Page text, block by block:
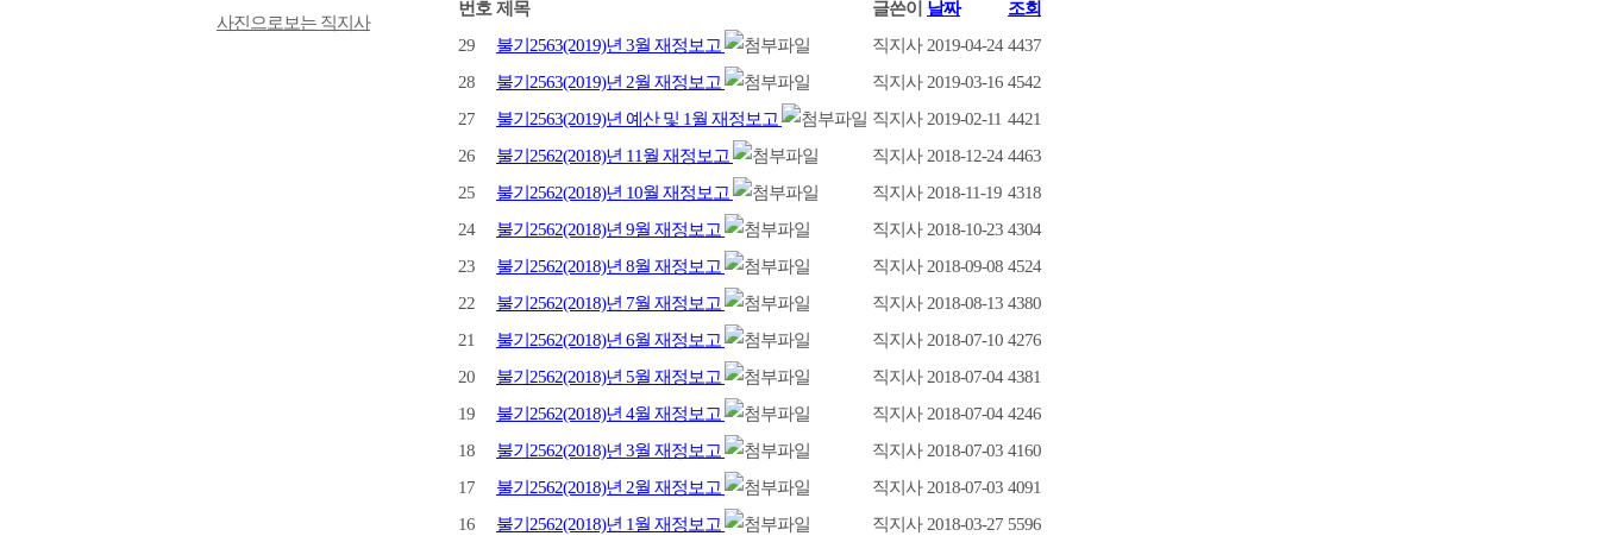
사진으로보는 직지사
번호 제목 글쓴이 날짜
조회
29
불기2563(2019)년 3월 재정보고 직지사 2019-04-24 4437
28
불기2563(2019)년 2월 재정보고 직지사 2019-03-16 4542
27
불기2563(2019)년 예산 및 1월 재정보고 직지사 2019-02-11 4421
26
불기2562(2018)년 11월 재정보고 직지사 2018-12-24 4463
25
불기2562(2018)년 10월 재정보고 직지사 2018-11-19 4318
24
불기2562(2018)년 9월 재정보고 직지사 2018-10-23 4304
23
불기2562(2018)년 8월 재정보고 직지사 2018-09-08 4524
22
불기2562(2018)년 7월 재정보고 직지사 2018-08-13 4380
21
불기2562(2018)년 6월 재정보고 직지사 2018-07-10 4276
20
불기2562(2018)년 5월 재정보고 직지사 2018-07-04 4381
19
불기2562(2018)년 4월 재정보고 직지사 2018-07-04 4246
18
불기2562(2018)년 3월 재정보고 직지사 2018-07-03 4160
17
불기2562(2018)년 2월 재정보고 직지사 2018-07-03 4091
16
불기2562(2018)년 1월 재정보고 직지사 2018-03-27 5596